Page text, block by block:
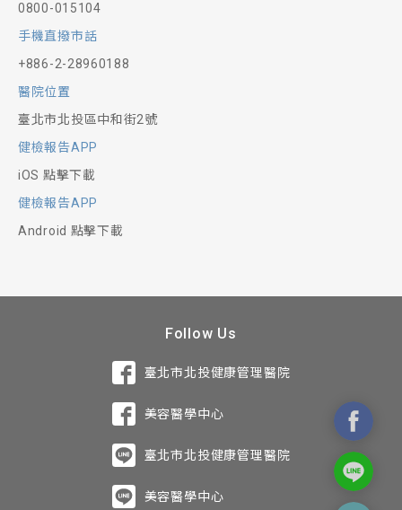
0800-015104
手機直撥市話
+886-2-28960188
醫院位置
臺北市北投區中和街2號
健檢報告APP
iOS 點擊下載
健檢報告APP
Android 點擊下載
Follow Us
臺北市北投健康管理醫院
美容醫學中心
臺北市北投健康管理醫院
美容醫學中心